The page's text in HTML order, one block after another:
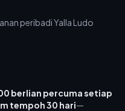
berlian percuma setiap
tempoh 30 hari—